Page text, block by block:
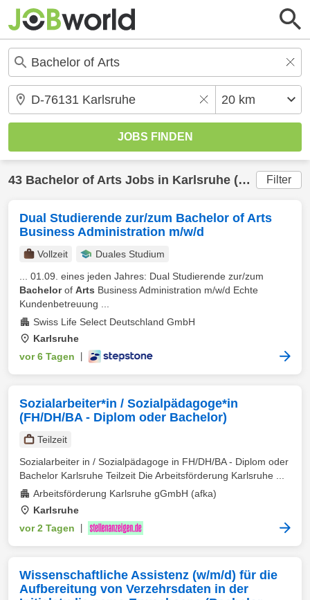
43 Bachelor of Arts Jobs in Karlsruhe (20 km) gefunden Filter
Dual Studierende zur/zum Bachelor of Arts
Business Administration m/w/d
Vollzeit
Duales Studium
... 01.09. eines jeden Jahres: Dual Studierende zur/zum
Bachelorof Arts Business Administration m/w/d Echte
Kundenbetreuung ...
Swiss Life Select Deutschland GmbH
Karlsruhe
vor 6 Tagen
Sozialarbeiter*in / Sozialpädagoge*in
(FH/DH/BA - Diplom oder Bachelor)
Teilzeit
Sozialarbeiter in / Sozialpädagoge in FH/DH/BA - Diplom oder
Bachelor Karlsruhe Teilzeit Die Arbeitsförderung Karlsruhe ...
Arbeitsförderung Karlsruhe gGmbH (afka)
Karlsruhe
vor 2 Tagen
Wissenschaftliche Assistenz (w/m/d) für die
Aufbereitung von Verzehrsdaten in der